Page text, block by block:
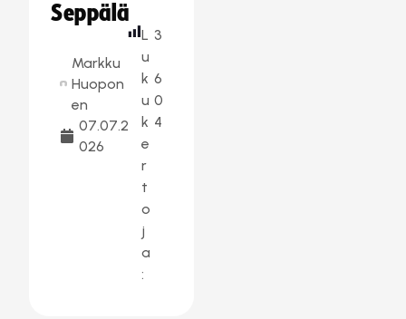
Seppälä
Markku
Huopon
en
07.07.2
026
L
u
k
u
k
e
r
t
o
j
a
:
3
6
0
4